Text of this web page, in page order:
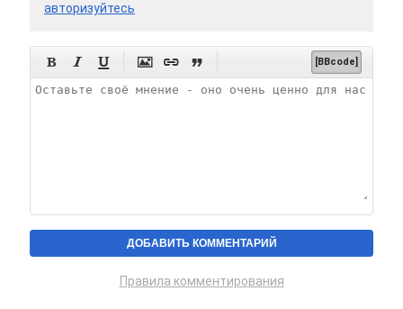
авторизуйтесь
      [BBcode]
Правила комментирования